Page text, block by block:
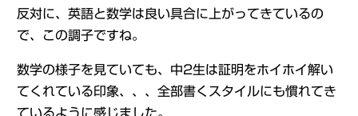
反対に、英語と数学は良い具合に上がってきているの
で、この調子ですね。
数学の様子を見ていても、中2生は証明をホイホイ解い
てくれている印象、、、全部書くスタイルにも慣れてき
ているように感じました。